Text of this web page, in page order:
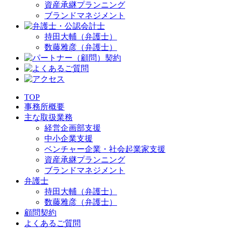
資産承継プランニング
ブランドマネジメント
持田大輔（弁護士）
数藤雅彦（弁護士）
TOP
事務所概要
主な取扱業務
経営企画部支援
中小企業支援
ベンチャー企業・社会起業家支援
資産承継プランニング
ブランドマネジメント
弁護士
持田大輔（弁護士）
数藤雅彦（弁護士）
顧問契約
よくあるご質問